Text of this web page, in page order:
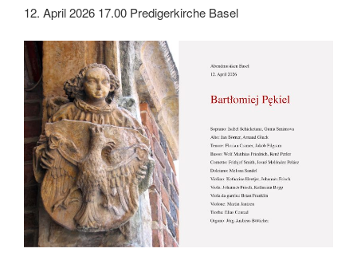
12. April 2026 17.00 Predigerkirche Basel